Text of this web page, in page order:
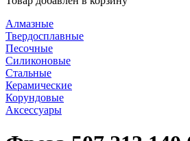
Алмазные
Твердосплавные
Песочные
Силиконовые
Стальные
Керамические
Корундовые
Аксессуары